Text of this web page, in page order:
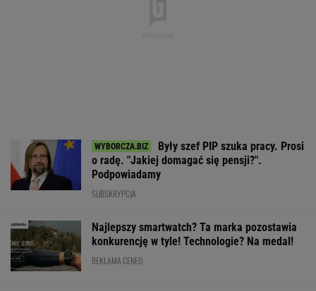
Były szef PIP szuka pracy. Prosi
o radę. "Jakiej domagać się pensji?".
Podpowiadamy
SUBSKRYPCJA
Najlepszy smartwatch? Ta marka pozostawia
konkurencję w tyle! Technologie? Na medal!
REKLAMA CENEO